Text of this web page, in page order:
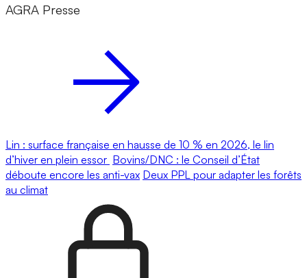
AGRA Presse
Lin : surface française en hausse de 10 % en 2026, le lin
d’hiver en plein essor Bovins/DNC : le Conseil d’État
déboute encore les anti-vax Deux PPL pour adapter les forêts
au climat